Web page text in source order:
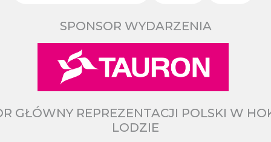
SPONSOR WYDARZENIA
GŁÓWNY REPREZENTACJI POLSKI W
LODZIE